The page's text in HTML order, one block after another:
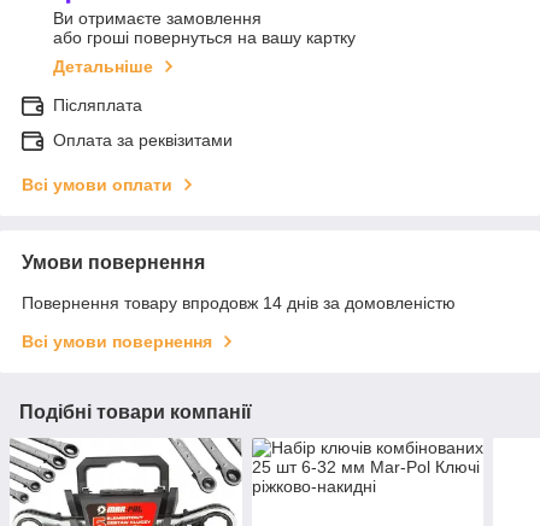
Ви отримаєте замовлення
або гроші повернуться на вашу картку
Детальніше
Післяплата
Оплата за реквізитами
Всі умови оплати
Умови повернення
Повернення товару впродовж 14 днів за домовленістю
Всі умови повернення
Подібні товари компанії